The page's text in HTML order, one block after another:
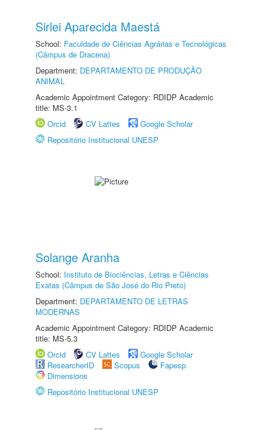
Sirlei Aparecida Maestá
School: Faculdade de Ciências Agrárias e Tecnológicas
(Câmpus de Dracena)
Department: DEPARTAMENTO DE PRODUÇÃO
ANIMAL
Academic Appointment Category: RDIDP Academic
title: MS-3.1
Orcid
CV Lattes
Google Scholar
Repositório Institucional UNESP
Solange Aranha
School: Instituto de Biociências, Letras e Ciências
Exatas (Câmpus de São José do Rio Preto)
Department: DEPARTAMENTO DE LETRAS
MODERNAS
Academic Appointment Category: RDIDP Academic
title: MS-5.3
Orcid
CV Lattes
Google Scholar
ResearcherID
Scopus
Fapesp
Dimensions
Repositório Institucional UNESP